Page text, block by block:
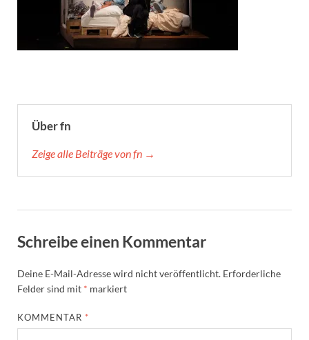
Über fn
Zeige alle Beiträge von fn →
Schreibe einen Kommentar
Deine E-Mail-Adresse wird nicht veröffentlicht. Erforderliche
Felder sind mit * markiert
KOMMENTAR *